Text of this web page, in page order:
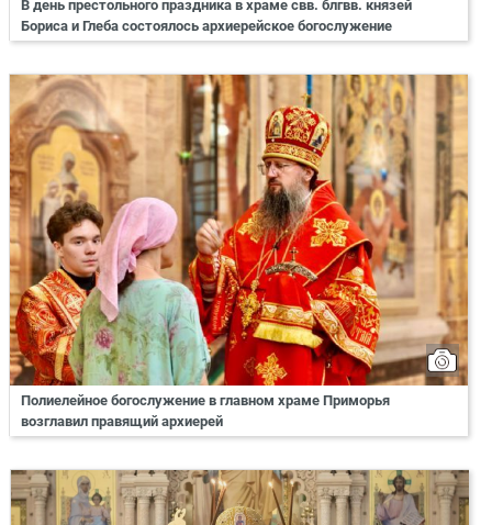
В день престольного праздника в храме свв. блгвв. князей
Бориса и Глеба состоялось архиерейское богослужение
Полиелейное богослужение в главном храме Приморья
возглавил правящий архиерей